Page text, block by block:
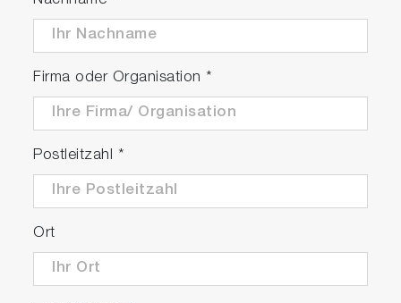
Firma oder Organisation *
Postleitzahl *
Ort